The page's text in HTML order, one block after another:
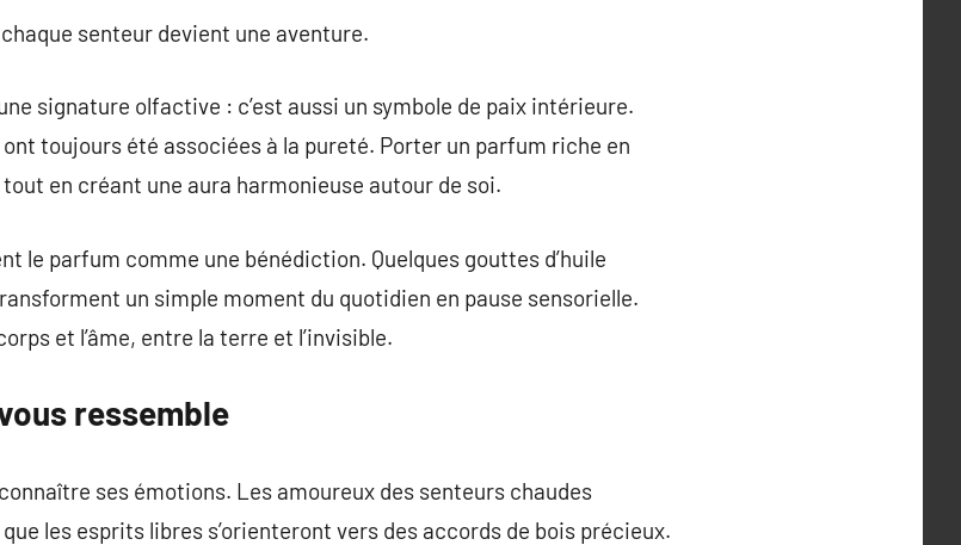
senteur devient une aventure.
signature olfactive : c’est aussi un symbole de paix intérieure.
toujours été associées à la pureté. Porter un parfum riche en
en créant une aura harmonieuse autour de soi.
le parfum comme une bénédiction. Quelques gouttes d’huile
un simple moment du quotidien en pause sensorielle.
et l’âme, entre la terre et l’invisible.
ressemble
ses émotions. Les amoureux des senteurs chaudes
les esprits libres s’orienteront vers des accords de bois précieux.